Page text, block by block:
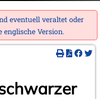
eventuell veraltet oder
englische Version.